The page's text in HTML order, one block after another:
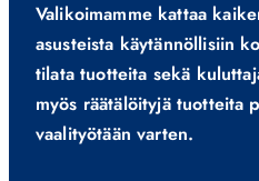
Valikoimamme kattaa
asusteista käytännöllisiin
tilata tuotteita sekä
myös räätälöityjä tuotteita
vaalityötään varten.